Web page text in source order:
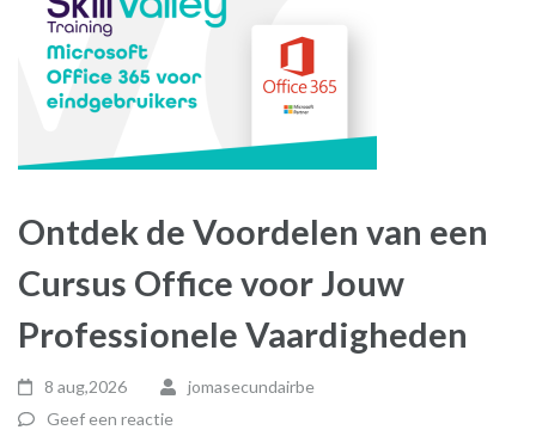
Ontdek de Voordelen van een
Cursus Office voor Jouw
Professionele Vaardigheden
8 aug,2026
jomasecundairbe
Geef een reactie